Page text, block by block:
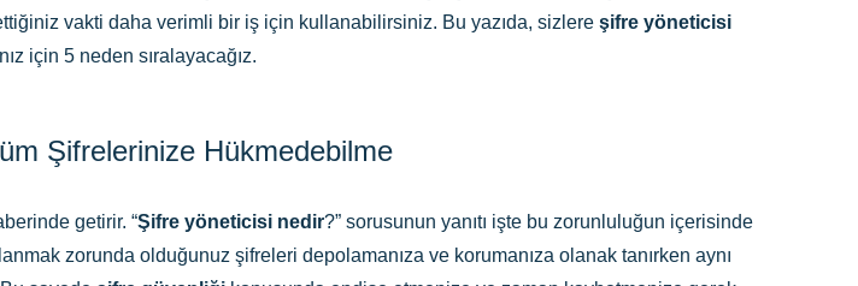
vakti daha verimli bir iş için kullanabilirsiniz. Bu yazıda, sizlere şifre yöneticisi
için 5 neden sıralayacağız.
Şifrelerinize Hükmedebilme
getirir. “Şifre yöneticisi nedir?” sorusunun yanıtı işte bu zorunluluğun içerisinde
zorunda olduğunuz şifreleri depolamanıza ve korumanıza olanak tanırken aynı